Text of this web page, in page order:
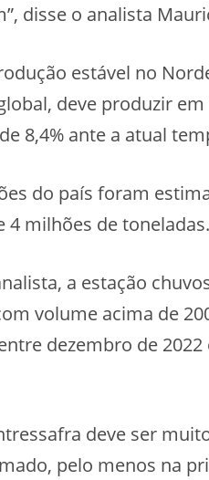
disse o analista
estável no
deve produzir
8,4% ante a atual
do país foram
4 milhões de toneladas.
a estação
volume acima de
dezembro de
deve ser
pelo menos na